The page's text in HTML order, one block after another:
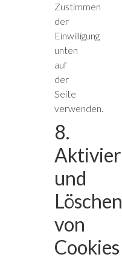
Zustimmen
der
Einwilligung
unten
auf
der
Seite
verwenden.
8.
und
Löschen
von
Cookies